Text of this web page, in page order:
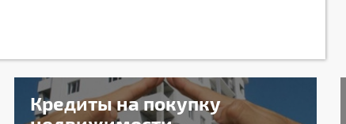
Кредиты на покупку